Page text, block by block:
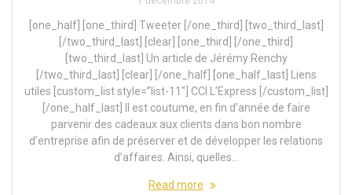
[one_half] [one_third] Tweeter [/one_third] [two_third_last]
[/two_third_last] [clear] [one_third] [/one_third]
[two_third_last] Un article de Jérémy Renchy
[/two_third_last] [clear] [/one_half] [one_half_last] Liens
utiles [custom_list style=”list-11″] CCI L’Express [/custom_list]
[/one_half_last] Il est coutume, en fin d’année de faire
parvenir des cadeaux aux clients dans bon nombre
d’entreprise afin de préserver et de développer les relations
d’affaires. Ainsi, quelles…
Read more